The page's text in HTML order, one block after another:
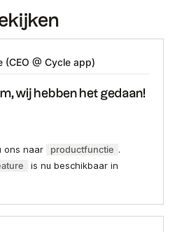
(CEO @ Cycle app)
wij hebben het gedaan!
ons naar
productfunctie .
is nu beschikbaar in